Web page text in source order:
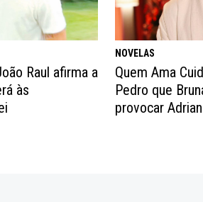
Raul afirma a
às
NOVELAS
Quem Ama
Pedro que
provocar